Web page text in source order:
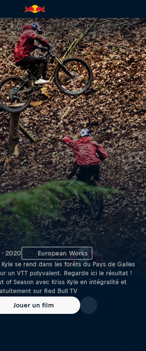
: Out of Season |
2020 European Works
se rend dans les forêts du Pays de Galles
un VTT polyvalent. Regarde ici le résultat !
of Season avec Kriss Kyle en intégralité et
sur Red Bull TV
Jouer un film